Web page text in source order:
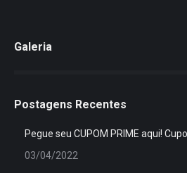
Galeria
Postagens Recentes
Pegue seu CUPOM PRIME aqui!
03/04/2022